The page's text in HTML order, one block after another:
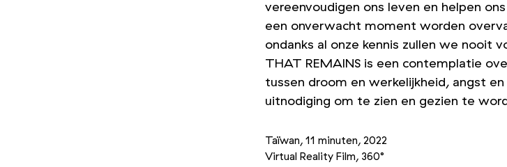
vereenvoudigen ons leven en helpen
een onverwacht moment worden
ondanks al onze kennis zullen we nooit
THAT REMAINS is een contemplatie
tussen droom en werkelijkheid, angst
uitnodiging om te zien en gezien te
Taïwan, 11 minuten, 2022
Virtual Reality Film, 360°